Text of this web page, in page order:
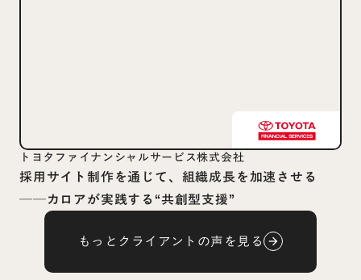
トヨタファイナンシャルサービス株式会社
採用サイト制作を通じて、組織成長を加速させる
──カロアが実践する“共創型支援”
もっとクライアントの声を見る arrow_forward